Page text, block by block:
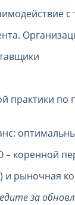
– коренной
и рыночная
за